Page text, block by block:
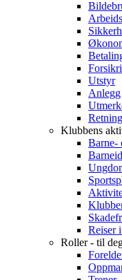
Utstyr
Anlegg
Klubbens
Barne-
Reiser
Roller - til